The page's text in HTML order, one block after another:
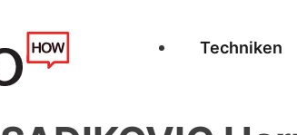
Techniken